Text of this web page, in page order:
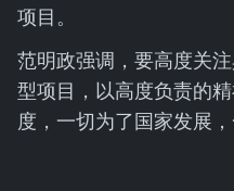
项目。
范明政强调，要高度关
型项目，以高度负责的
度，一切为了国家发展